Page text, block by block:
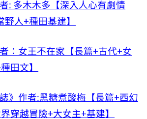
: 多木木多【深入人心有劇情
人+種田基建】
：女王不在家【長篇+古代+女
田文】
》作者:黑糖煮酸梅【長篇+西幻
穿越冒險+大女主+基建】